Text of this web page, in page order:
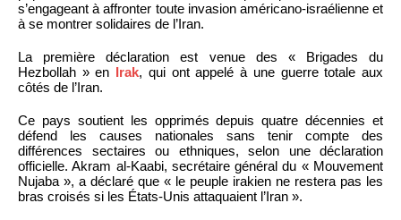
s’engageant à affronter toute invasion américano-israélienne et
à se montrer solidaires de l’Iran.
La première déclaration est venue des « Brigades du
Hezbollah » en Irak, qui ont appelé à une guerre totale aux
côtés de l’Iran.
Ce pays soutient les opprimés depuis quatre décennies et
défend les causes nationales sans tenir compte des
différences sectaires ou ethniques, selon une déclaration
officielle. Akram al-Kaabi, secrétaire général du « Mouvement
Nujaba », a déclaré que « le peuple irakien ne restera pas les
bras croisés si les États-Unis attaquaient l’Iran ».